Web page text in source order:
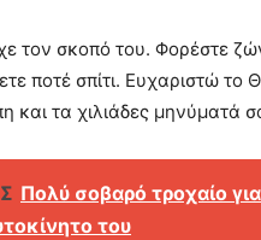
τον σκοπό του. Φορέστε
ποτέ σπίτι. Ευχαριστώ
και τα χιλιάδες μηνύματά
Πολύ σοβαρό τροχαίο
του